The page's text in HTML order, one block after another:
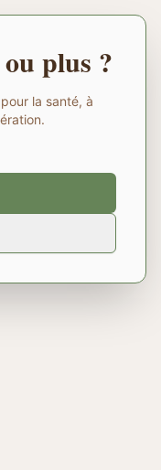
plus ?
la santé, à